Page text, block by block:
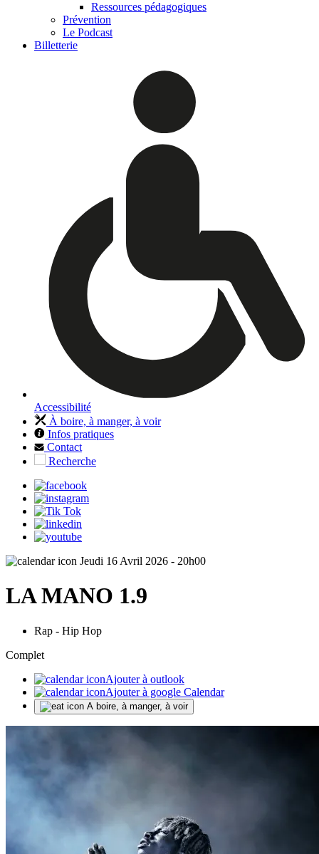
Ressources pédagogiques
Prévention
Le Podcast
Billetterie
Accessibilité
À boire, à manger, à voir
Infos pratiques
Contact
Recherche
Jeudi 16 Avril 2026 - 20h00
LA MANO 1.9
Rap - Hip Hop
Complet
Ajouter à outlook
Ajouter à google Calendar
A boire, à manger, à voir